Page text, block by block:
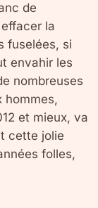
de
la
fuselées, si
envahir les
nombreuses
hommes,
et mieux, va
cette jolie
folles,